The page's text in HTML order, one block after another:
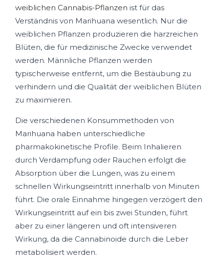
weiblichen Cannabis-Pflanzen ist für das
Verständnis von Marihuana wesentlich. Nur die
weiblichen Pflanzen produzieren die harzreichen
Blüten, die für medizinische Zwecke verwendet
werden. Männliche Pflanzen werden
typischerweise entfernt, um die Bestäubung zu
verhindern und die Qualität der weiblichen Blüten
zu maximieren.
Die verschiedenen Konsummethoden von
Marihuana haben unterschiedliche
pharmakokinetische Profile. Beim Inhalieren
durch Verdampfung oder Rauchen erfolgt die
Absorption über die Lungen, was zu einem
schnellen Wirkungseintritt innerhalb von Minuten
führt. Die orale Einnahme hingegen verzögert den
Wirkungseintritt auf ein bis zwei Stunden, führt
aber zu einer längeren und oft intensiveren
Wirkung, da die Cannabinoide durch die Leber
metabolisiert werden.